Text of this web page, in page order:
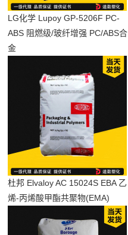
LG化学 Lupoy GP-5206F PC-
ABS 阻燃级/玻纤增强 PC/ABS合
金
杜邦 Elvaloy AC 15024S EBA 乙
烯-丙烯酸甲酯共聚物(EMA)